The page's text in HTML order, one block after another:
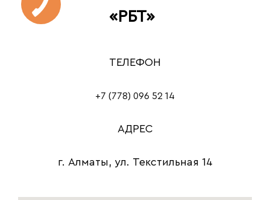
«‎РБТ»
ТЕЛЕФОН
+7 (778) 096 52 14
АДРЕС
г. Алматы, ул. Текстильная 14